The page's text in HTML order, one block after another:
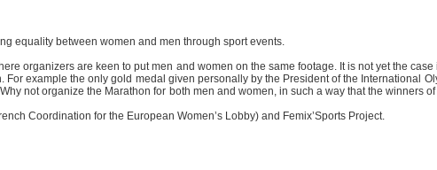
equality between women and men through sport events.
organizers are keen to put men and women on the same footage. It is not yet the
example the only gold medal given personally by the President of the International
not organize the Marathon for both men and women, in such a way that the winners
Coordination for the European Women’s Lobby) and Femix’Sports Project.